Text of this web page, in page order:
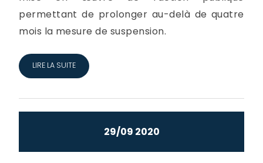
permettant de prolonger au-delà de quatre
mois la mesure de suspension.
LIRE LA SUITE
29/09 2020